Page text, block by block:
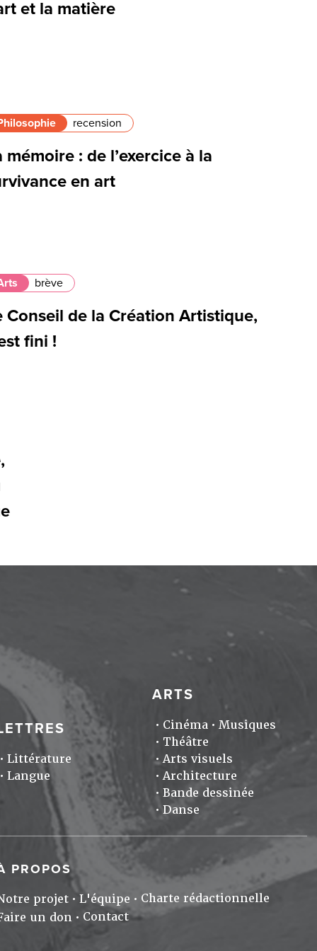
et la matière
recension
mémoire : de l’exercice à la
en art
brève
Conseil de la Création Artistique,
fini !
Littérature
Langue
ARTS
Cinéma
Musiques
Théâtre
Arts visuels
Architecture
Bande dessinée
Danse
PROPOS
projet L'équipe
Charte rédactionnelle
un don
Contact